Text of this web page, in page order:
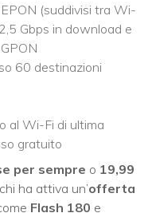
(suddivisi tra Wi-
Gbps in download e
60 destinazioni
al Wi-Fi di ultima
gratuito
per sempre o 19,99
ha attiva un’offerta
Flash 180 e